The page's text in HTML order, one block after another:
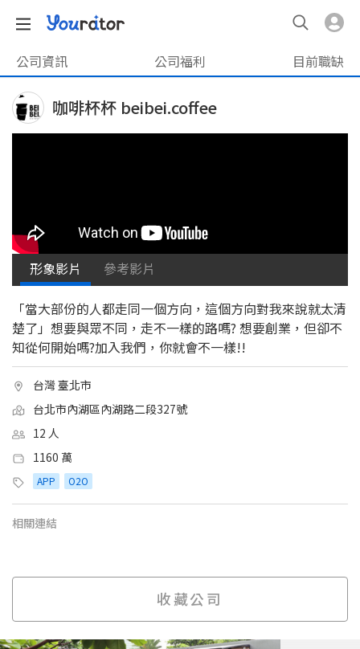
公司資訊 公司福利 目前職缺
咖啡杯杯 beibei.coffee
形象影片 參考影片
「當大部份的人都走同一個方向，這個方向對我來說就太清
楚了」想要與眾不同，走不一樣的路嗎? 想要創業，但卻不
知從何開始嗎?加入我們，你就會不一樣!!
台灣 臺北市
台北市內湖區內湖路二段327號
12 人
1160 萬
APP O2O
相關連結
收藏公司